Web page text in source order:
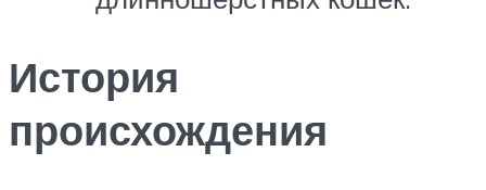
История
происхождения